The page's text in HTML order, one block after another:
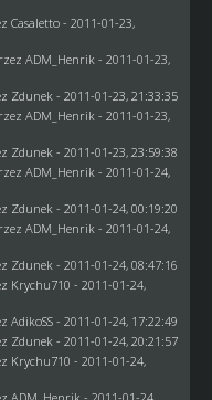
Casaletto- 2011-01-23,
ADM_Henrik - 2011-01-23,
Zdunek - 2011-01-23, 21:33:35
ADM_Henrik - 2011-01-23,
Zdunek - 2011-01-23, 23:59:38
ADM_Henrik - 2011-01-24,
Zdunek - 2011-01-24, 00:19:20
ADM_Henrik - 2011-01-24,
Zdunek - 2011-01-24, 08:47:16
Krychu710 - 2011-01-24,
AdikoSS - 2011-01-24, 17:22:49
Zdunek - 2011-01-24, 20:21:57
Krychu710 - 2011-01-24,